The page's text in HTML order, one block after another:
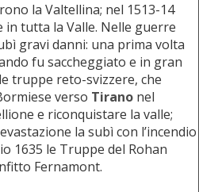
la Valtellina; nel 1513-14
tutta la Valle. Nelle guerre
gravi danni: una prima volta
fu saccheggiato e in gran
truppe reto-svizzere, che
verso Tirano nel
e riconquistare la valle;
la subì con l’incendio
1635 le Truppe del Rohan
Fernamont.